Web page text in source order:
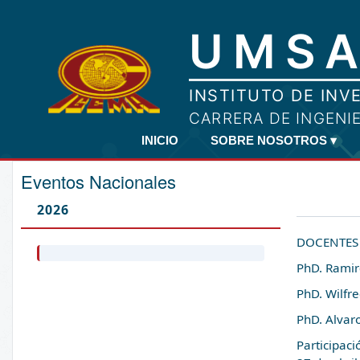
INICIO SOBRE NOSOTROS ▾
Eventos Nacionales
2026
PhD.
PhD.
PhD.